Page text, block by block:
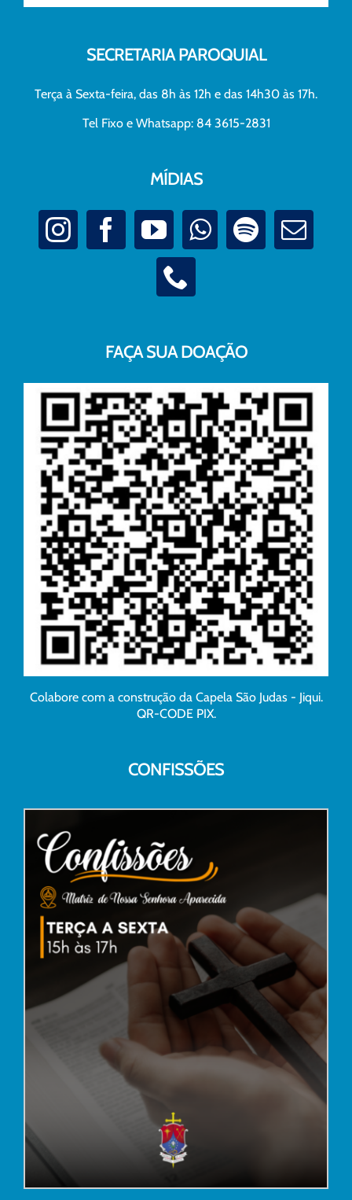
SECRETARIA PAROQUIAL
Terça à Sexta-feira, das 8h às 12h e das 14h30 às 17h.
Tel Fixo e Whatsapp: 84 3615-2831
MÍDIAS
FAÇA SUA DOAÇÃO
Colabore com a construção da Capela São Judas - Jiqui.
QR-CODE PIX.
CONFISSÕES